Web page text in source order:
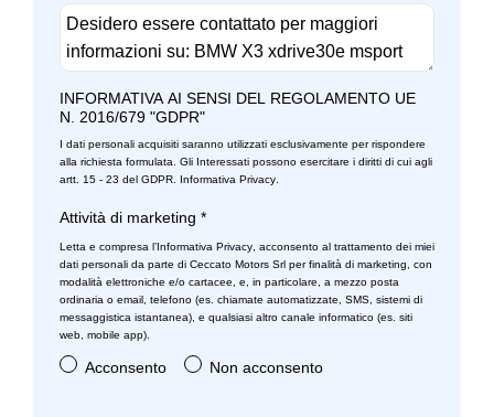
Selettore stile di guida
Sensori di pioggia
Servosterzo
Sistema di apertura keyless
Sistema di chiamata d'emergenza
Sistema di protezione urto pedoni
Sistema di riconoscimento stanchezza guidatore
Specchietti retrovisori elettrici e riscaldabili
Indicatori di direzione integrati negli specchietti retrovisori
Interni in pelle
Interni personalizzazione colori
Keyless system
Kit emergenza
Limitatore di velocità
Luci freno dinamiche
Maniglie esterne in tinta
INFORMATIVA AI SENSI DEL REGOLAMENTO UE
N. 2016/679 "GDPR"
I dati personali acquisiti saranno utilizzati esclusivamente per rispondere
alla richiesta formulata. Gli Interessati possono esercitare i diritti di cui agli
artt. 15 - 23 del GDPR.
Informativa Privacy.
Attività di marketing *
Letta e compresa l’ Informativa Privacy, acconsento al trattamento dei miei
dati personali da parte di Ceccato Motors Srl per finalità di marketing, con
modalità elettroniche e/o cartacee, e, in particolare, a mezzo posta
ordinaria o email, telefono (es. chiamate automatizzate, SMS, sistemi di
messaggistica istantanea), e qualsiasi altro canale informatico (es. siti
web, mobile app).
Acconsento Non acconsento